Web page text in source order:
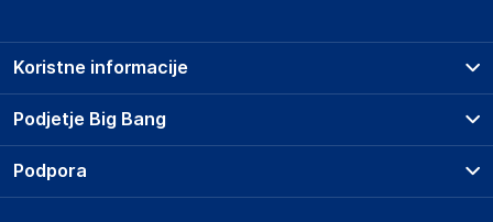
Podjetje Big Bang
O podjetju
Koristne informacije
Prodajna mesta
Storitve
Dostava, vnos in odvoz
Podpora